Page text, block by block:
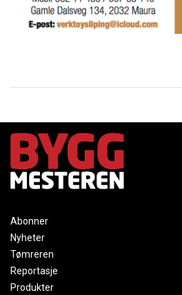
Abonner
Nyheter
Tømreren
Reportasje
Produkter